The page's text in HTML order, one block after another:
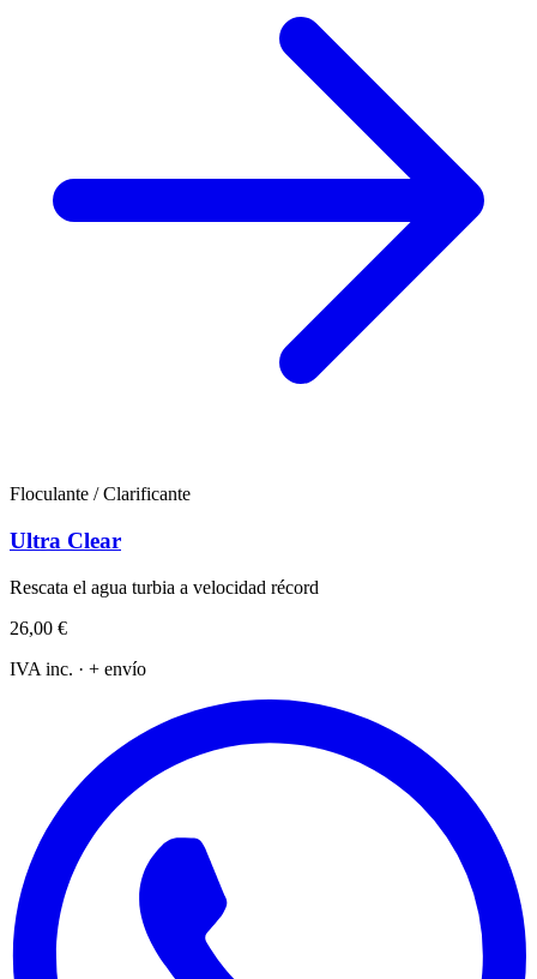
Floculante / Clarificante
Ultra Clear
Rescata el agua turbia a velocidad récord
26,00 €
IVA inc. · + envío